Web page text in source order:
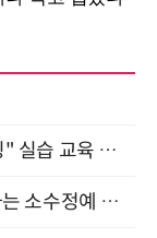
현업에서 바로 쓰는 "하네스 엔지니어링" 실습 교육 워크숍 8월 20일 개최
글로벌 트렌드를 읽고, 내 역할을 가늠하는 소수정예 실습 워크숍 (8/28)